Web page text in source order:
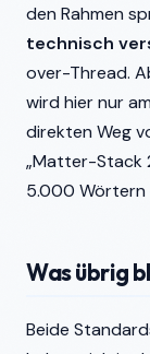
den Rahmen
technisch
over-Thread.
wird hier nur
direkten Weg
„Matter-Stack
5.000 Wörtern
Was übrig
Beide